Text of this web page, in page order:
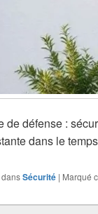
de défense :
dans le temps
Sécurité | Marqué